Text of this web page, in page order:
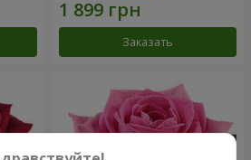
Заказать